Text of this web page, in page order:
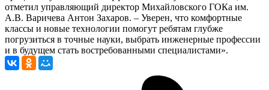
отметил управляющий директор Михайловского ГОКа им.
А.В. Варичева Антон Захаров. – Уверен, что комфортные
классы и новые технологии помогут ребятам глубже
погрузиться в точные науки, выбрать инженерные профессии
и в будущем стать востребованными специалистами».